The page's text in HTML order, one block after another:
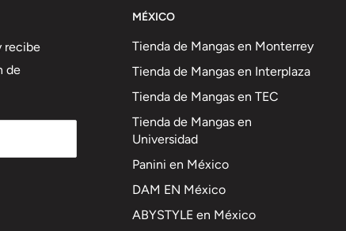
recibe
de
MÉXICO
Tienda de Mangas en Monterrey
Tienda de Mangas en Interplaza
Tienda de Mangas en TEC
Tienda de Mangas en
Universidad
Panini en México
DAM EN México
ABYSTYLE en México